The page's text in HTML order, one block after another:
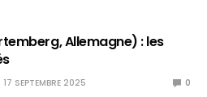
Allemagne) : les
17 SEPTEMBRE 2025 0